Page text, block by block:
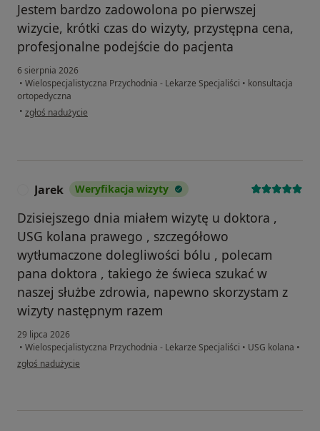
Jestem bardzo zadowolona po pierwszej
wizycie, krótki czas do wizyty, przystępna cena,
profesjonalne podejście do pacjenta
6 sierpnia 2026
• Wielospecjalistyczna Przychodnia - Lekarze Specjaliści • konsultacja
ortopedyczna
• w opinii użytkownika R.K.
zgłoś nadużycie
Jarek Weryfikacja wizyty
Dzisiejszego dnia miałem wizytę u doktora ,
USG kolana prawego , szczegółowo
wytłumaczone dolegliwości bólu , polecam
pana doktora , takiego że świeca szukać w
naszej służbe zdrowia, napewno skorzystam z
wizyty następnym razem
29 lipca 2026
• Wielospecjalistyczna Przychodnia - Lekarze Specjaliści • USG kolana •
w opinii użytkownika Jarek
zgłoś nadużycie